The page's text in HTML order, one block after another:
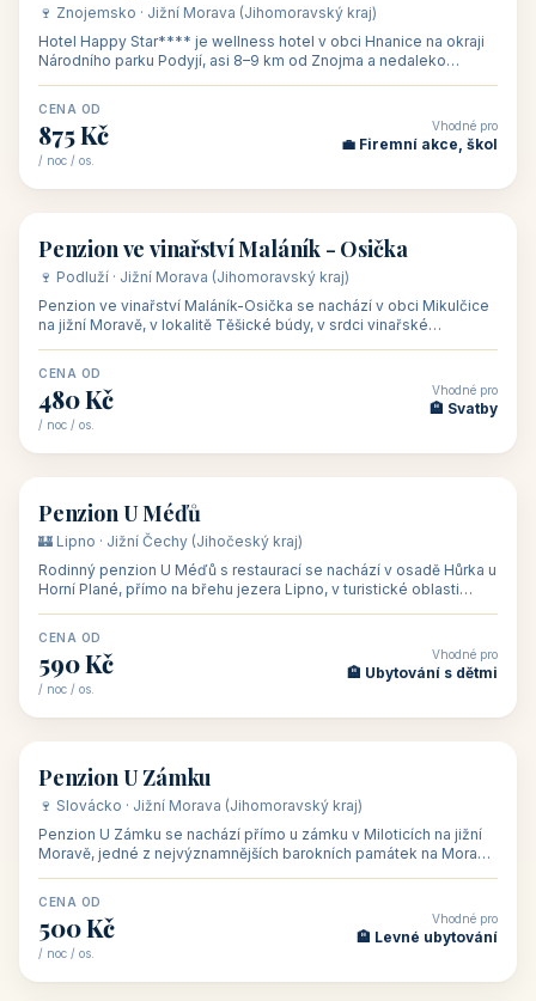
🍷 Znojemsko · Jižní Morava (Jihomoravský kraj)
Hotel Happy Star**** je wellness hotel v obci Hnanice na okraji
Národního parku Podyjí, asi 8–9 km od Znojma a nedaleko
CENA OD
875 Kč
/ noc / os.
Vhodné pro
💼 Firemní akce, škol
🏡 penzion
Penzion ve vinařství Maláník - Osička
🍷 Podluží · Jižní Morava (Jihomoravský kraj)
Penzion ve vinařství Maláník-Osička se nachází v obci Mikulčice
na jižní Moravě, v lokalitě Těšické búdy, v srdci vinařské
CENA OD
480 Kč
/ noc / os.
Vhodné pro
🏨 Svatby
🏡 penzion
Penzion U Méďů
🏰 Lipno · Jižní Čechy (Jihočeský kraj)
Rodinný penzion U Méďů s restaurací se nachází v osadě Hůrka u
Horní Plané, přímo na břehu jezera Lipno, v turistické oblasti
CENA OD
590 Kč
/ noc / os.
Vhodné pro
🏨 Ubytování s dětmi
🏡 penzion
Penzion U Zámku
🍷 Slovácko · Jižní Morava (Jihomoravský kraj)
Penzion U Zámku se nachází přímo u zámku v Miloticích na jižní
Moravě, jedné z nejvýznamnějších barokních památek na Moravě,
CENA OD
500 Kč
/ noc / os.
Vhodné pro
🏨 Levné ubytování